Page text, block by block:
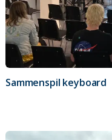
Sammenspil keyboard